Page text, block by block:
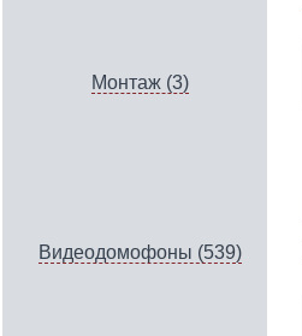
Монтаж (3)
Видеодомофоны (539)